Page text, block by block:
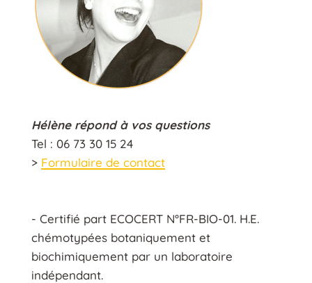
Hélène répond à vos questions
Tel : 06 73 30 15 24
> Formulaire de contact
- Certifié part ECOCERT N°FR-BIO-01. H.E.
chémotypées botaniquement et
biochimiquement par un laboratoire
indépendant.